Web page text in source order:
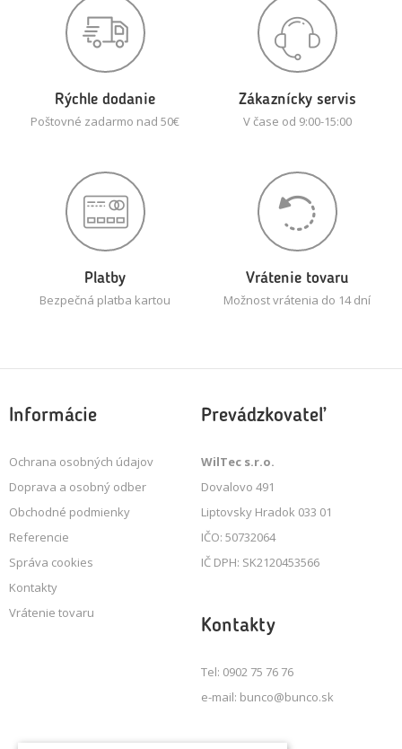
Rýchle dodanie
Poštovné zadarmo nad 50€
Zákaznícky servis
V čase od 9:00-15:00
Platby
Bezpečná platba kartou
Vrátenie tovaru
Možnost vrátenia do 14 dní
Informácie
Ochrana osobných údajov
Doprava a osobný odber
Obchodné podmienky
Referencie
Správa cookies
Kontakty
Vrátenie tovaru
Prevádzkovateľ
WilTec s.r.o.
Dovalovo 491
Liptovsky Hradok 033 01
IČO: 50732064
IČ DPH: SK2120453566
Kontakty
Tel: 0902 75 76 76
e-mail: bunco@bunco.sk